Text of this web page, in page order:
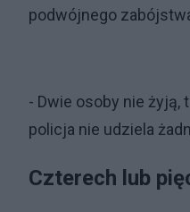
podwójnego
- Dwie osoby nie żyją,
policja nie udziela
Czterech lub